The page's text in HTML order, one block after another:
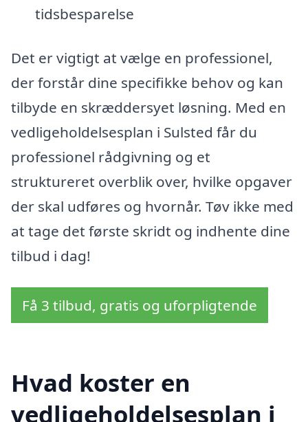
tidsbesparelse
Det er vigtigt at vælge en professionel,
der forstår dine specifikke behov og kan
tilbyde en skræddersyet løsning. Med en
vedligeholdelsesplan i Sulsted får du
professionel rådgivning og et
struktureret overblik over, hvilke opgaver
der skal udføres og hvornår. Tøv ikke med
at tage det første skridt og indhente dine
tilbud i dag!
Få 3 tilbud, gratis og uforpligtende
Hvad koster en
vedligeholdelsesplan i